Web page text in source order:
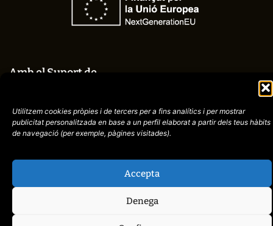
Utilitzem cookies pròpies i de tercers per a fins analítics i per mostrar
publicitatpersonalitzada en base a un perfil elaborat a partir dels teus hàbits
de navegació (perexemple, pàgines visitades).
Accepta
Denega
Amb el Suport de
Avís
Política de
web de placid.cat